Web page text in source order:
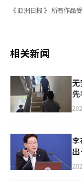
《 亚洲日报 》 所有作品
相关新闻